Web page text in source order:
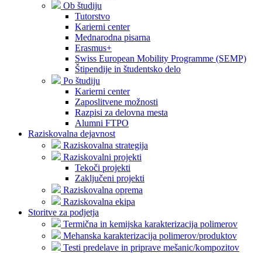
Ob študiju
Tutorstvo
Karierni center
Mednarodna pisarna
Erasmus+
Swiss European Mobility Programme (SEMP)
Štipendije in študentsko delo
Po študiju
Karierni center
Zaposlitvene možnosti
Razpisi za delovna mesta
Alumni FTPO
Raziskovalna dejavnost
Raziskovalna strategija
Raziskovalni projekti
Tekoči projekti
Zaključeni projekti
Raziskovalna oprema
Raziskovalna ekipa
Storitve za podjetja
Termična in kemijska karakterizacija polimerov
Mehanska karakterizacija polimerov/produktov
Testi predelave in priprave mešanic/kompozitov